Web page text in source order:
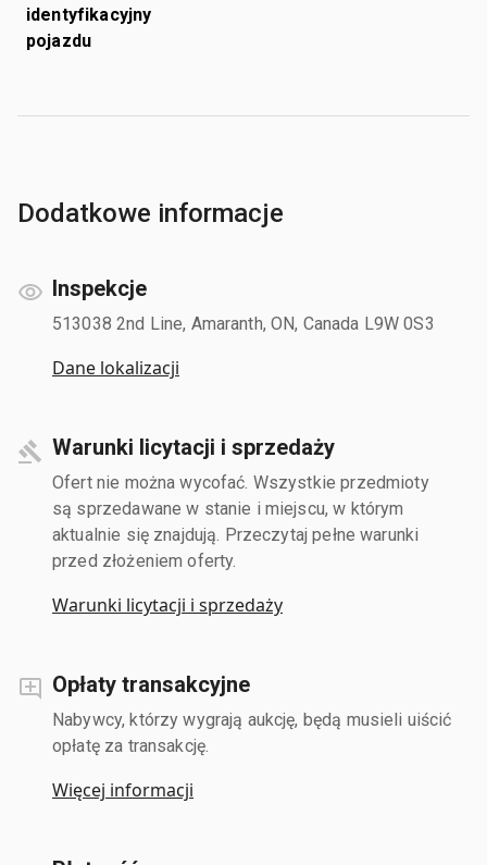
identyfikacyjny
pojazdu
Dodatkowe informacje
Inspekcje
513038 2nd Line, Amaranth, ON, Canada L9W 0S3
Dane lokalizacji
Warunki licytacji i sprzedaży
Ofert nie można wycofać. Wszystkie przedmioty
są sprzedawane w stanie i miejscu, w którym
aktualnie się znajdują. Przeczytaj pełne warunki
przed złożeniem oferty.
Warunki licytacji i sprzedaży
Opłaty transakcyjne
Nabywcy, którzy wygrają aukcję, będą musieli uiścić
opłatę za transakcję.
Więcej informacji